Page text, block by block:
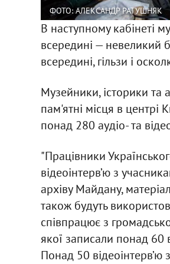
ФОТО: АЛЕКСАНДР РАТУШНЯК
В наступному кабінеті
всередині — невеликий
всередині, гільзи і
Музейники, історики та
пам'ятні місця в центрі
понад 280 аудіо- та
"Працівники
відеоінтерв’ю з
архіву Майдану,
також будуть
співпрацює з
якої записали понад 60
Понад 50